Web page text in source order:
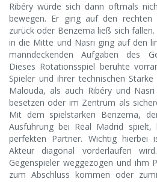
Ribéry würde sich dann oftmals
bewegen. Er ging auf den rechten
zurück oder Benzema ließ sich
in die Mitte und Nasri ging auf den
manndeckenden Aufgaben des
Dieses Rotationsspiel beruhte
Spieler und ihrer technischen
Malouda, als auch Ribéry und
besetzen oder im Zentrum als
Mit dem spielstarken Benzema,
Ausführung bei Real Madrid
perfekten Partner. Wichtig hierbei
Akteur diagonal vorderlaufen
Gegenspieler weggezogen und ihm
zum Abschluss kommen oder